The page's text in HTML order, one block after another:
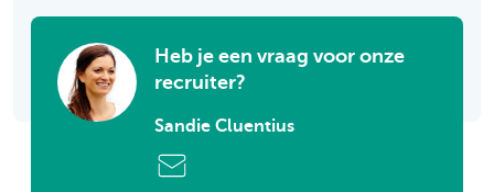
Heb je een vraag voor onze
recruiter?
Sandie Cluentius